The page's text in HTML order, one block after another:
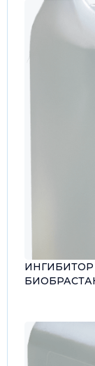
ИНГИБИТОР